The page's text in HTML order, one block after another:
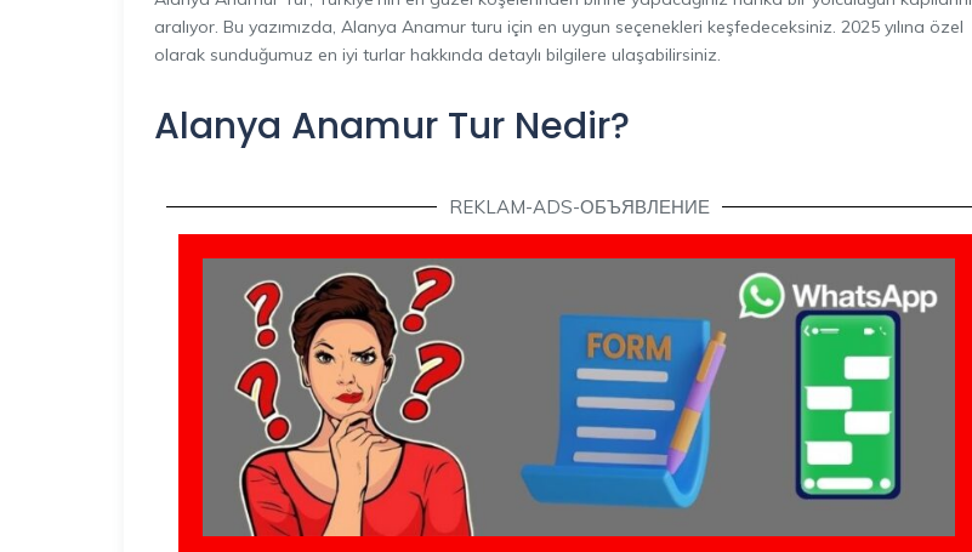
aralıyor. Bu yazımızda, Alanya Anamur turu için en uygun seçenekleri keşfedeceksiniz. 2025 yılına özel
olarak sunduğumuz en iyi turlar hakkında detaylı bilgilere ulaşabilirsiniz.
Alanya Anamur Tur Nedir?
REKLAM-ADS-ОБЪЯВЛЕНИЕ